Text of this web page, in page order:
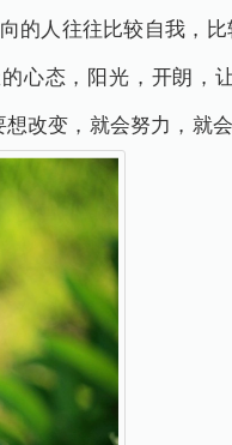
的人往往比较自我，
心态，阳光，开朗，
改变，就会努力，就